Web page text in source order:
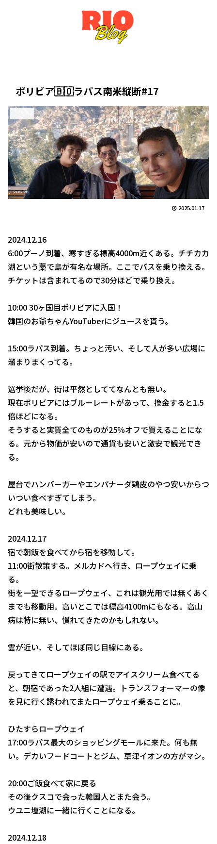
ボリビア🇧🇴ラパス南米縦断#17
2025.01.17
2024.12.16
6:00プーノ到着、寒すぎる標高4000m近くある。チチカカ
湖という藁で島が有名な場所。ここでバスを乗り換える。
チケットは含まれてるので30分ほどで乗り換え。
10:00 30ヶ国目ボリビアに入国！
韓国のお爺ちゃんYouTuberにジュースを貰う。
15:00ラパス到着。ちょっと汚い、そして人が多い広場に
溜まりまくってる。
選挙後だが、街は平然としててなんとも無い。
現在ボリビアにはブルーレートがあって、換金すると1.5
倍ほどになる。
そうすると実質全てのものが25％オフで買えることにな
る。元から物価が安いので通貨も安いと激安で観光でき
る。
屋台でハンバーガーやエンパナーダ鶏皮のやつ安いからつ
いつい食べすぎてしまう。
どれも美味しい。
2024.12.17
宿で朝飯を食べてから宿を移動して。
11:00街散策する。メルカドへ行き、ロープウェイに乗
る。
街を一望できるロープウェイ、これは観光用では無くあく
までも移動用。高いとこでは標高4100mにもなる。高山
病は特に無い、慣れてきたのかもしれない。
雲が近い、そしてほぼ同じ目線にある。
戻ってきてロープウェイの駅でアイスクリーム食べてる
と、朝宿であった2人組に遭遇。トランスフォーマーの像
を見に行く誘われてまたロープウェイ乗ることに。
ひたすらロープウェイ
17:00ラパス最大のショッピングモールに来た。何も無
い。デカいフードコートとジム、草津イオンの方がマシ。
20:00ご飯食べて家に戻る
その後クスコで会った韓国人とまた会う。
ウユニ塩湖に一緒に行くことになる。
2024.12.18